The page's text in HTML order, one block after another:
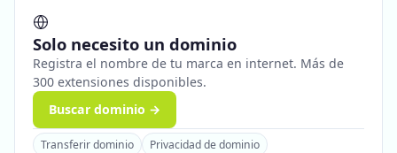
Solo necesito un dominio
Registra el nombre de tu marca en internet. Más de
300 extensiones disponibles.
Buscar dominio →
Transferir dominio Privacidad de dominio